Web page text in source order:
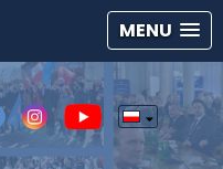
MENU